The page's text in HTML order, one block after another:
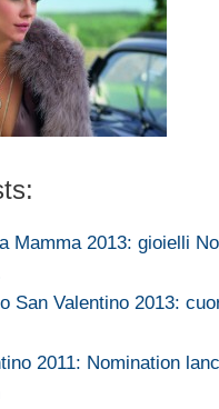
Mamma 2013: gioielli
San Valentino 2013:
2011: Nomination